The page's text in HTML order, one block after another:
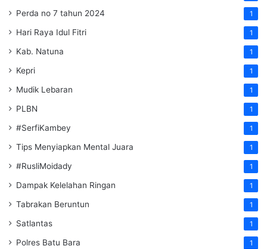
Perda no 7 tahun 2024 1
Hari Raya Idul Fitri 1
Kab. Natuna 1
Kepri 1
Mudik Lebaran 1
PLBN 1
#SerfiKambey 1
Tips Menyiapkan Mental Juara 1
#RusliMoidady 1
Dampak Kelelahan Ringan 1
Tabrakan Beruntun 1
Satlantas 1
Polres Batu Bara 1